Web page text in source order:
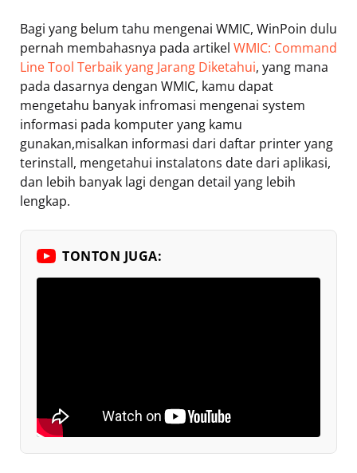
Bagi yang belum tahu mengenai WMIC, WinPoin dulu
pernah membahasnya pada artikel WMIC: Command
Line Tool Terbaik yang Jarang Diketahui, yang mana
pada dasarnya dengan WMIC, kamu dapat
mengetahu banyak infromasi mengenai system
informasi pada komputer yang kamu
gunakan,misalkan informasi dari daftar printer yang
terinstall, mengetahui instalatons date dari aplikasi,
dan lebih banyak lagi dengan detail yang lebih
lengkap.
TONTON JUGA: